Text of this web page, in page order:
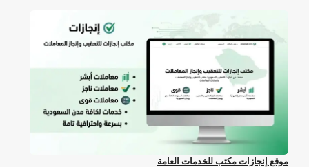
موقع إنجازات مكتب للخدمات العامة